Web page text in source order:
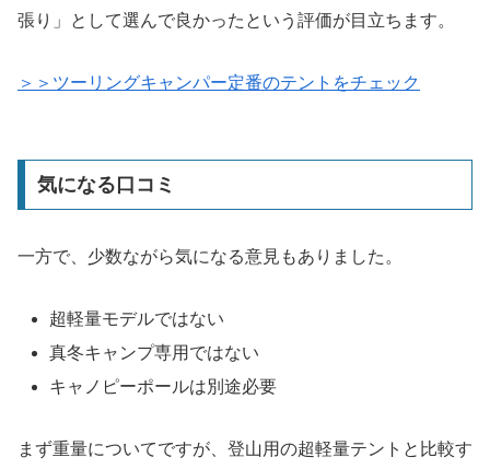
張り」として選んで良かったという評価が目立ちます。
＞＞ツーリングキャンパー定番のテントをチェック
気になる口コミ
一方で、少数ながら気になる意見もありました。
超軽量モデルではない
真冬キャンプ専用ではない
キャノピーポールは別途必要
まず重量についてですが、登山用の超軽量テントと比較す